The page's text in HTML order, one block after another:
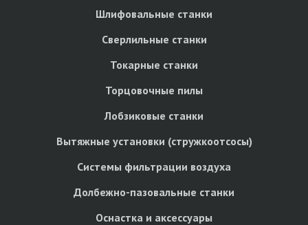
Шлифовальные станки
Сверлильные станки
Токарные станки
Торцовочные пилы
Лобзиковые станки
Вытяжные установки (стружкоотсосы)
Системы фильтрации воздуха
Долбежно-пазовальные станки
Оснастка и аксессуары